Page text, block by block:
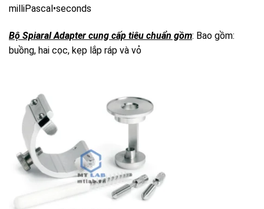
milliPascal•seconds
Bộ Spiaral Adapter cung cấp tiêu chuẩn gồm: Bao gồm:
buồng, hai cọc, kẹp lắp ráp và vỏ